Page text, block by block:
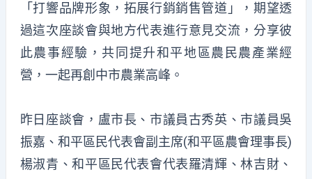
「打響品牌形象，拓展行銷銷售管道」，期望透
過這次座談會與地方代表進行意見交流，分享彼
此農事經驗，共同提升和平地區農民農產業經
營，一起再創中市農業高峰。
昨日座談會，盧市長、市議員古秀英、市議員吳
振嘉、和平區民代表會副主席(和平區農會理事長)
楊淑青、和平區民代表會代表羅清輝、林吉財、